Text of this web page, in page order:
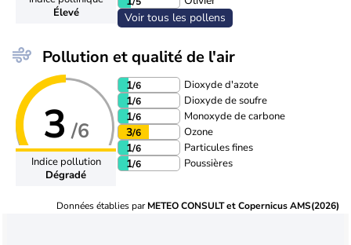
Élevé
Voir tous les pollens
Pollution et qualité de l'air
3 /6
Indice pollution
Dégradé
1/6 Dioxyde d'azote
1/6 Dioxyde de soufre
1/6 Monoxyde de carbone
3/6 Ozone
1/6 Particules fines
1/6 Poussières
Données établies parMETEO CONSULT et Copernicus AMS(2026)